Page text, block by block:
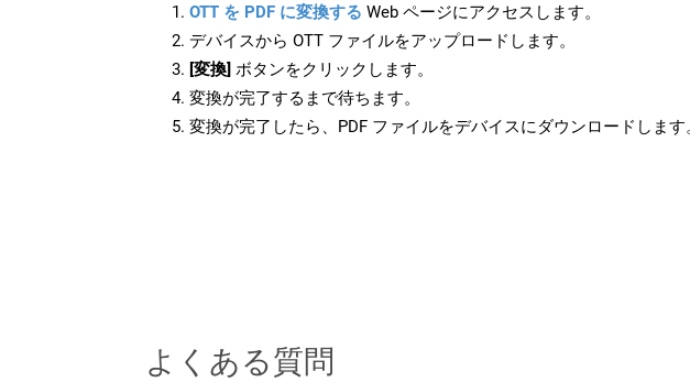
OTT を PDF に変換する Web ページにアクセスします。
デバイスから OTT ファイルをアップロードします。
[変換] ボタンをクリックします。
変換が完了するまで待ちます。
変換が完了したら、PDF ファイルをデバイスにダウンロードします
よくある質問